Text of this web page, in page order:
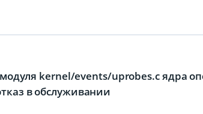
kernel/events/uprobes.c ядра
в обслуживании